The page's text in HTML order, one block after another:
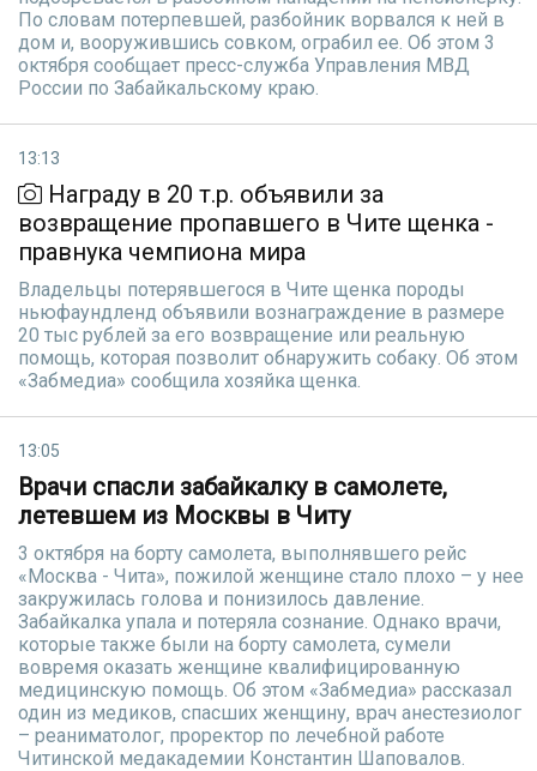
По словам потерпевшей, разбойник ворвался к ней в
дом и, вооружившись совком, ограбил ее. Об этом 3
октября сообщает пресс-служба Управления МВД
России по Забайкальскому краю.
13:13
Награду в 20 т.р. объявили за
возвращение пропавшего в Чите щенка -
правнука чемпиона мира
Владельцы потерявшегося в Чите щенка породы
ньюфаундленд объявили вознаграждение в размере
20 тыс рублей за его возвращение или реальную
помощь, которая позволит обнаружить собаку. Об этом
«Забмедиа» сообщила хозяйка щенка.
13:05
Врачи спасли забайкалку в самолете,
летевшем из Москвы в Читу
3 октября на борту самолета, выполнявшего рейс
«Москва - Чита», пожилой женщине стало плохо – у нее
закружилась голова и понизилось давление.
Забайкалка упала и потеряла сознание. Однако врачи,
которые также были на борту самолета, сумели
вовремя оказать женщине квалифицированную
медицинскую помощь. Об этом «Забмедиа» рассказал
один из медиков, спасших женщину, врач анестезиолог
– реаниматолог, проректор по лечебной работе
Читинской медакадемии Константин Шаповалов.